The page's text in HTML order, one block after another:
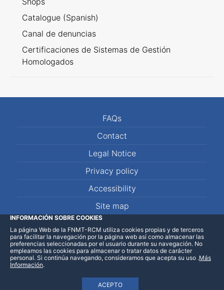
Catalogue (Spanish)
Canal de denuncias
Certificaciones de Sistemas de Gestión
Homologados
FAQs
Contact
Legal Notice
Privacy policy
Accessibility
Site map
LinkedInFacebookWhatsApp
INFORMACIÓN SOBRE COOKIES
La página Web de la FNMT-RCM utiliza cookies propias y de terceros
para facilitar la navegación por la página web así como almacenar las
preferencias seleccionadas por el usuario durante su navegación. No
empleamos las cookies para almacenar o tratar datos de carácter
personal. Si continúa navegando, consideramos que acepta su uso
ACEPTO
.Más
Información.